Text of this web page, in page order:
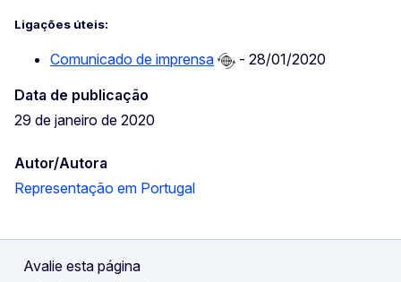
Ligações úteis:
Comunicado de imprensa
- 28/01/2020
Data de publicação
29 de janeiro de 2020
Autor/Autora
Representação em Portugal
Avalie esta página